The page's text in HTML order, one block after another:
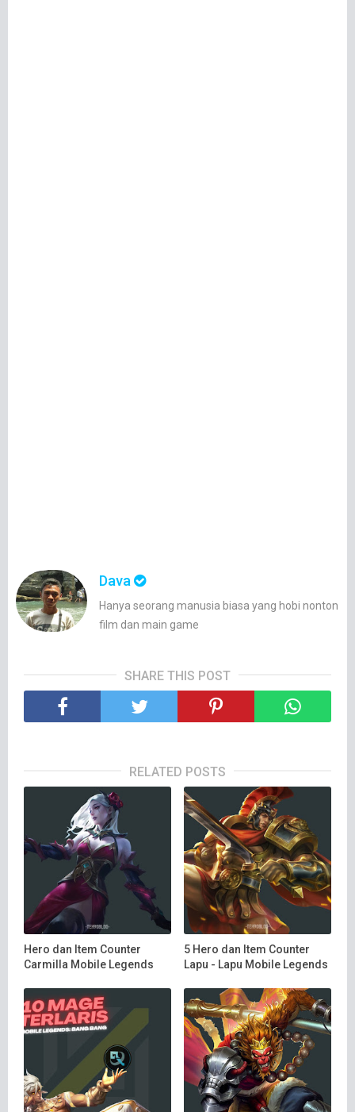
Dava
Hanya seorang manusia biasa yang hobi nonton
film dan main game
SHARE THIS POST
RELATED POSTS
Hero dan Item Counter
Carmilla Mobile Legends
5 Hero dan Item Counter
Lapu - Lapu Mobile Legends